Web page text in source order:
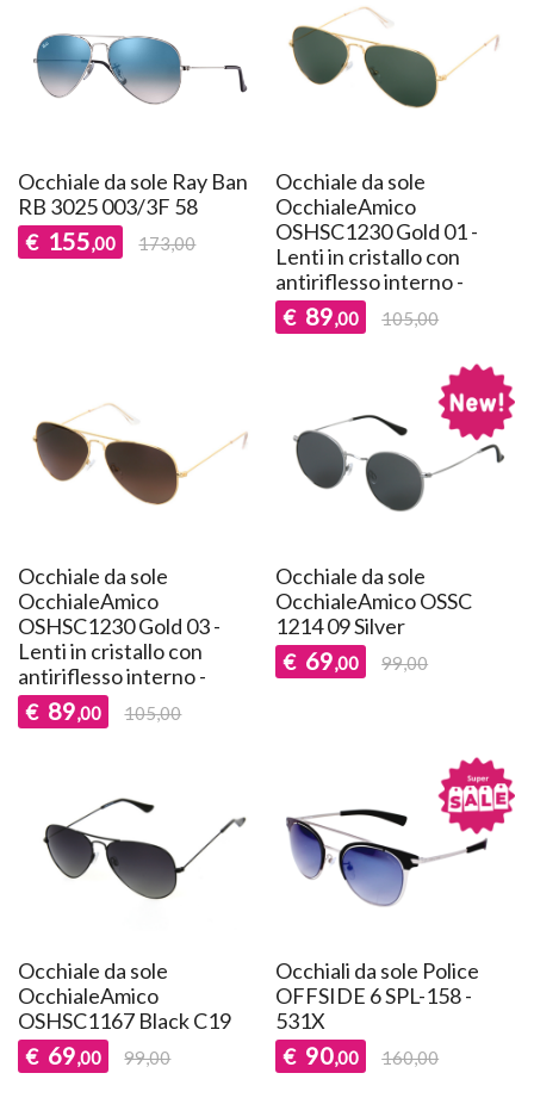
Occhiale da sole Ray Ban
RB 3025 003/3F 58
€ 155,00 173,00
Occhiale da sole
OcchialeAmico
OSHSC1230 Gold 01 -
Lenti in cristallo con
antiriflesso interno -
€ 89,00 105,00
Occhiale da sole
OcchialeAmico
OSHSC1230 Gold 03 -
Lenti in cristallo con
antiriflesso interno -
€ 89,00 105,00
Occhiale da sole
OcchialeAmico OSSC
1214 09 Silver
€ 69,00 99,00
Occhiale da sole
OcchialeAmico
OSHSC1167 Black C19
€ 69,00 99,00
Occhiali da sole Police
OFFSIDE 6 SPL-158 -
531X
€ 90,00 160,00